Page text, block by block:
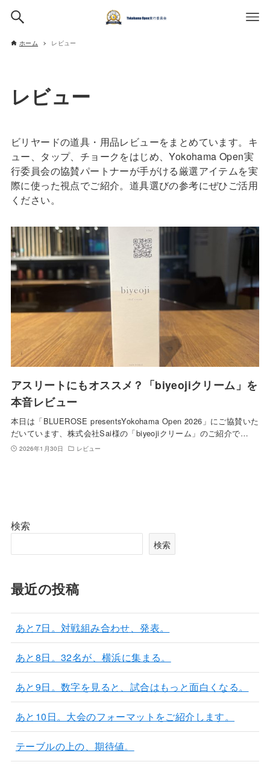
ホーム レビュー
レビュー
ビリヤードの道具・用品レビューをまとめています。キ
ュー、タップ、チョークをはじめ、Yokohama Open実
行委員会の協賛パートナーが手がける厳選アイテムを実
際に使った視点でご紹介。道具選びの参考にぜひご活用
ください。
アスリートにもオススメ？「biyeojiクリーム」を
本音レビュー
本日は「BLUEROSE presentsYokohama Open 2026」にご協賛いた
だいています、株式会社Sai様の「biyeojiクリーム」のご紹介で…
2026年1月30日 レビュー
検索
検索
最近の投稿
あと7日。対戦組み合わせ、発表。
あと8日。32名が、横浜に集まる。
あと9日。数字を見ると、試合はもっと面白くなる。
あと10日。大会のフォーマットをご紹介します。
テーブルの上の、期待値。